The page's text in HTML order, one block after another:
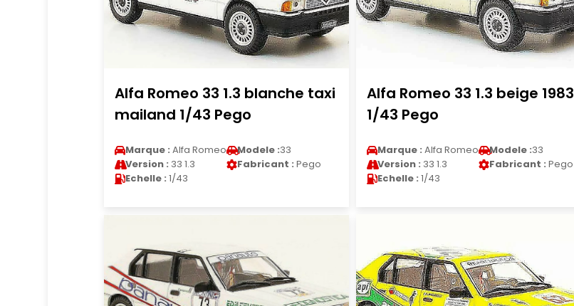
Alfa Romeo 33 1.3 blanche taxi
mailand 1/43 Pego
Marque : Alfa Romeo Modele :33
Version : 33 1.3 Fabricant : Pego
Echelle : 1/43
Alfa Romeo 33 1.3 beige 1983
1/43 Pego
Marque : Alfa Romeo Modele :33
Version : 33 1.3 Fabricant : Pego
Echelle : 1/43